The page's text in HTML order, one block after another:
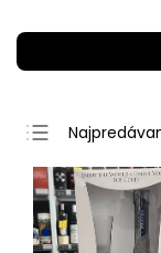
Najlacnejšie
Najdrahšie
Abecedne